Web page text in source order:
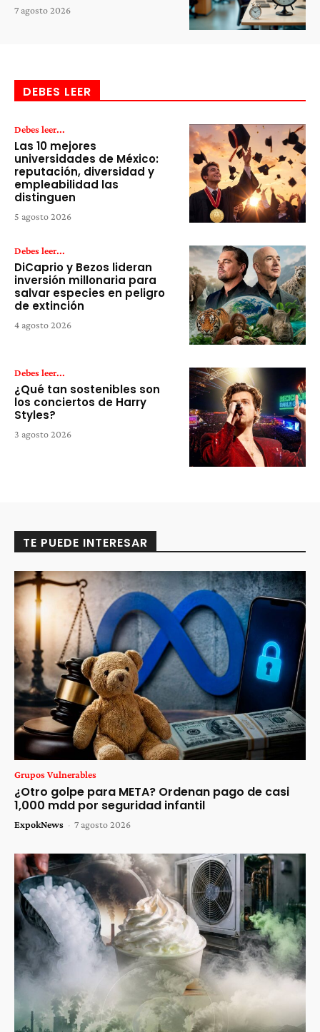
7 agosto 2026
DEBES LEER
Debes leer...
Las 10 mejores
universidades de México:
reputación, diversidad y
empleabilidad las
distinguen
5 agosto 2026
Debes leer...
DiCaprio y Bezos lideran
inversión millonaria para
salvar especies en peligro
de extinción
4 agosto 2026
Debes leer...
¿Qué tan sostenibles son
los conciertos de Harry
Styles?
3 agosto 2026
TE PUEDE INTERESAR
Grupos Vulnerables
¿Otro golpe para META? Ordenan pago de casi
1,000 mdd por seguridad infantil
ExpokNews - 7 agosto 2026